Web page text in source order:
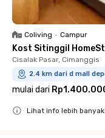
Coliving • Campur
Kost Sitinggil
Cisalak Pasar, Cimanggis
2.4 km dari d mall
mulai dari
Lihat info lebih banyak